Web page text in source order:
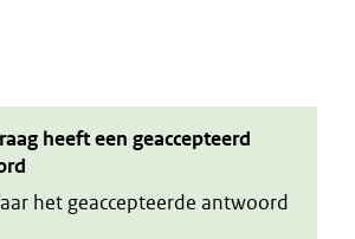
heeft een geaccepteerd
het geaccepteerde antwoord